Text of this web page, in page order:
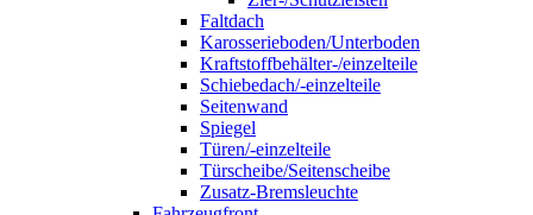
Faltdach
Karosserieboden/Unterboden
Kraftstoffbehälter-/einzelteile
Schiebedach/-einzelteile
Seitenwand
Spiegel
Türen/-einzelteile
Türscheibe/Seitenscheibe
Zusatz-Bremsleuchte